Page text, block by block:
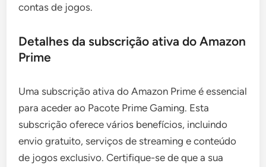
contas de jogos.
Detalhes da subscrição ativa do Amazon
Prime
Uma subscrição ativa do Amazon Prime é essencial
para aceder ao Pacote Prime Gaming. Esta
subscrição oferece vários benefícios, incluindo
envio gratuito, serviços de streaming e conteúdo
de jogos exclusivo. Certifique-se de que a sua